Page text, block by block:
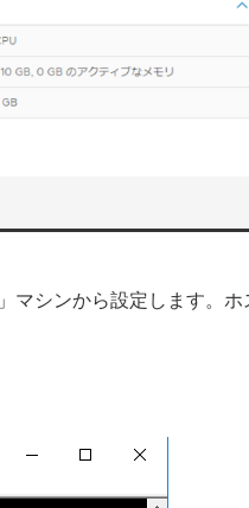
マシンから設定します。ホ